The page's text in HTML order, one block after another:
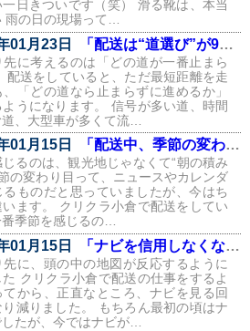
一日きついです（笑） 滑る靴は、本当
雨の日の現場って…
01月23日 「配送は“道選び”が9割。信号と渋滞を避けるルートの話」
先に考えるのは「どの道が一番止まら
配送をしていると、ただ最短距離を走
、「どの道なら止まらずに進めるか」
ようになります。 信号が多い道、時間
、大型車が多くて流…
01月15日 「配送中、季節の変わり目を一番感じるのはこの瞬間」
るのは、観光地じゃなくて“朝の積み
の変わり目って、ニュースやカレンダ
るものだと思っていましたが、今はち
います。 クリクラ小倉で配送をしてい
番季節を感じるの…
01月15日 「ナビを信用しなくなりました。配送で身についた“地元の勘”」
先に、頭の中の地図が反応するように
クリクラ小倉で配送の仕事をするよ
てから、正直なところ、ナビを見る回
減りました。 もちろん最初の頃はナ
したが、今ではナビが…